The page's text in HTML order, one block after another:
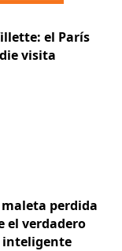
el París
visita
perdida
el verdadero